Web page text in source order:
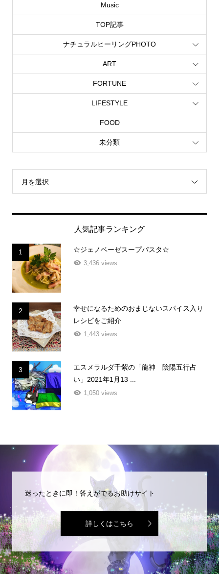
Music
TOP記事
ナチュラルヒーリングPHOTO
ART
FORTUNE
LIFESTYLE
FOOD
未分類
月を選択
人気記事ランキング
1 ☆ジェノベーゼスープパスタ☆
3,436 views
2
幸せになるためのおまじないスパイス入り
レシピをご紹介
1,443 views
3
エスメラルダ千紫の「龍神 陰陽五行占
い」2021年1月13 ...
1,050 views
迷ったときに即！答えがでるお助けサイト
詳しくはこちら